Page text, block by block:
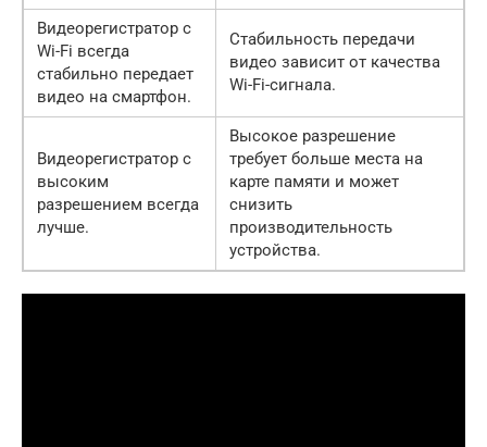
Видеорегистратор с
Wi-Fi всегда
стабильно передает
видео на смартфон.
Стабильность передачи
видео зависит от качества
Wi-Fi-сигнала.
Видеорегистратор с
высоким
разрешением всегда
лучше.
Высокое разрешение
требует больше места на
карте памяти и может
снизить
производительность
устройства.